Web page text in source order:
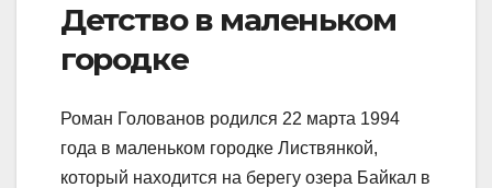
Детство в маленьком
городке
Роман Голованов родился 22 марта 1994
года в маленьком городке Листвянкой,
который находится на берегу озера Байкал в